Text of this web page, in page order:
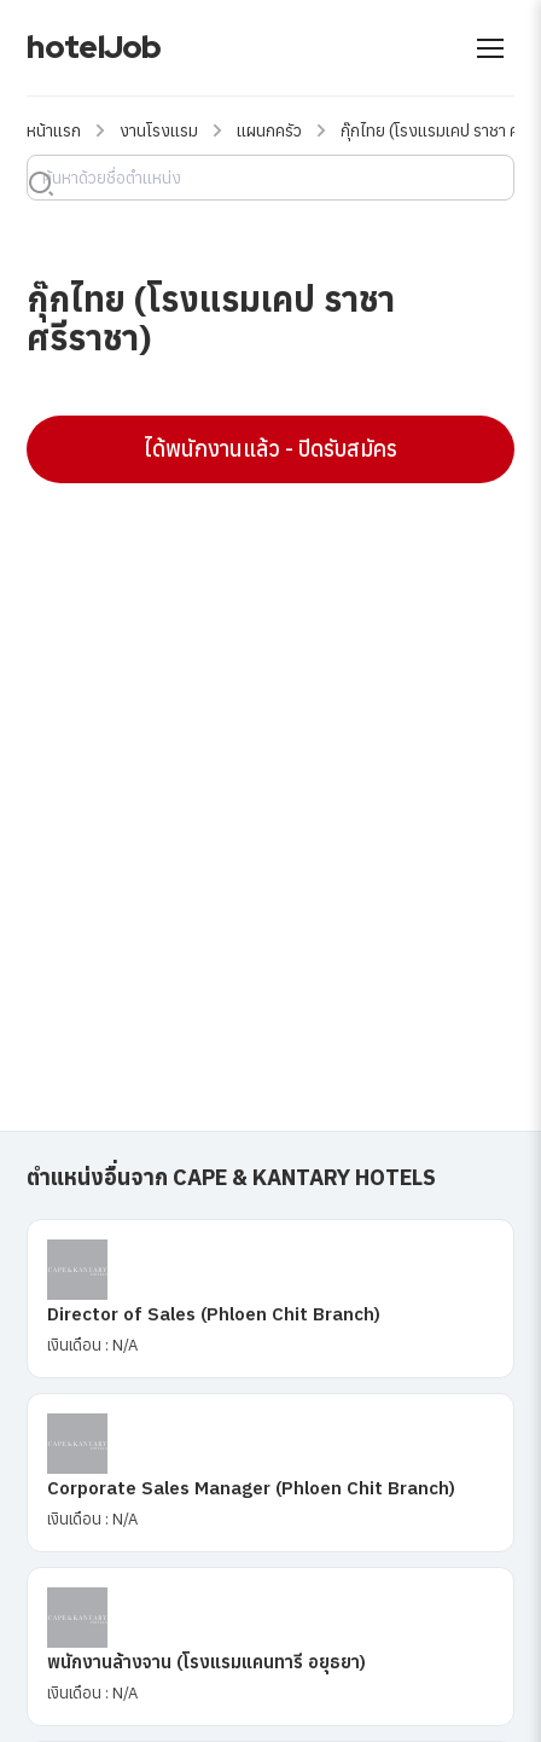
hotelJob
หน้าแรก งานโรงแรม แผนกครัว กุ๊กไทย (โรงแรมเคป ราชา ศรีร
กุ๊กไทย (โรงแรมเคป ราชา
ศรีราชา)
ได้พนักงานแล้ว - ปิดรับสมัคร
ตำแหน่งอื่นจาก CAPE & KANTARY HOTELS
Director of Sales (Phloen Chit Branch)
เงินเดือน : N/A
Corporate Sales Manager (Phloen Chit Branch)
เงินเดือน : N/A
พนักงานล้างจาน (โรงแรมแคนทารี อยุธยา)
เงินเดือน : N/A